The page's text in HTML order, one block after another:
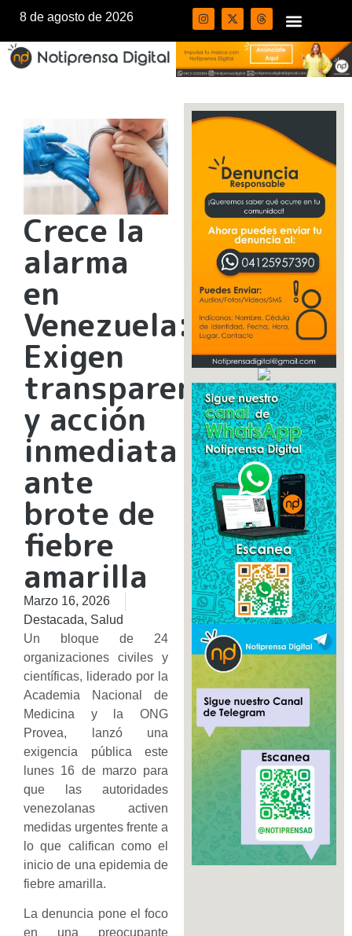
8 de agosto de 2026
Crece la
alarma
en
Venezuela:
Exigen
transparencia
y acción
inmediata
ante
brote de
fiebre
amarilla
Marzo 16, 2026
Destacada, Salud
Un bloque de 24
organizaciones civiles y
científicas, liderado por la
Academia Nacional de
Medicina y la ONG
Provea, lanzó una
exigencia pública este
lunes 16 de marzo para
que las autoridades
venezolanas activen
medidas urgentes frente a
lo que califican como el
inicio de una epidemia de
fiebre amarilla.
La denuncia pone el foco
en una preocupante